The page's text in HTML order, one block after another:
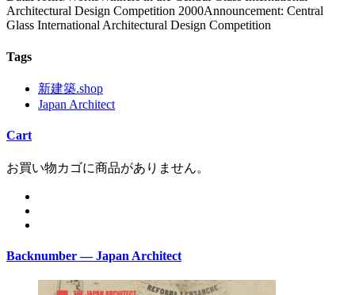
Architectural Design Competition 2000Announcement: Central
Glass International Architectural Design Competition
Tags
新建築.shop
Japan Architect
Cart
お買い物カゴに商品がありません。
Backnumber — Japan Architect